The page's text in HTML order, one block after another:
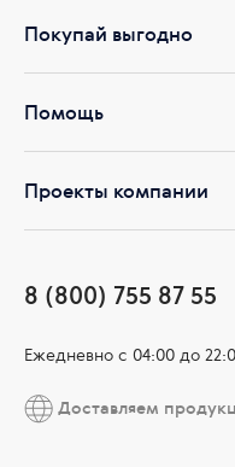
Покупай выгодно
Помощь
Проекты компании
8 (800) 755 87 55
Ежедневно c 04:00 до
Доставляем